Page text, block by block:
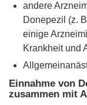
andere
Donepezil (z.
einige
Krankheit und
Einnahme von
zusammen mit